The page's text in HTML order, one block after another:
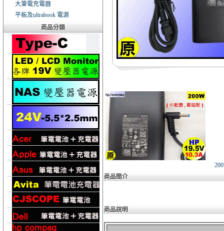
大筆電充電器
平板及ultrabook 電源
商品分類
商品簡介
商品說明